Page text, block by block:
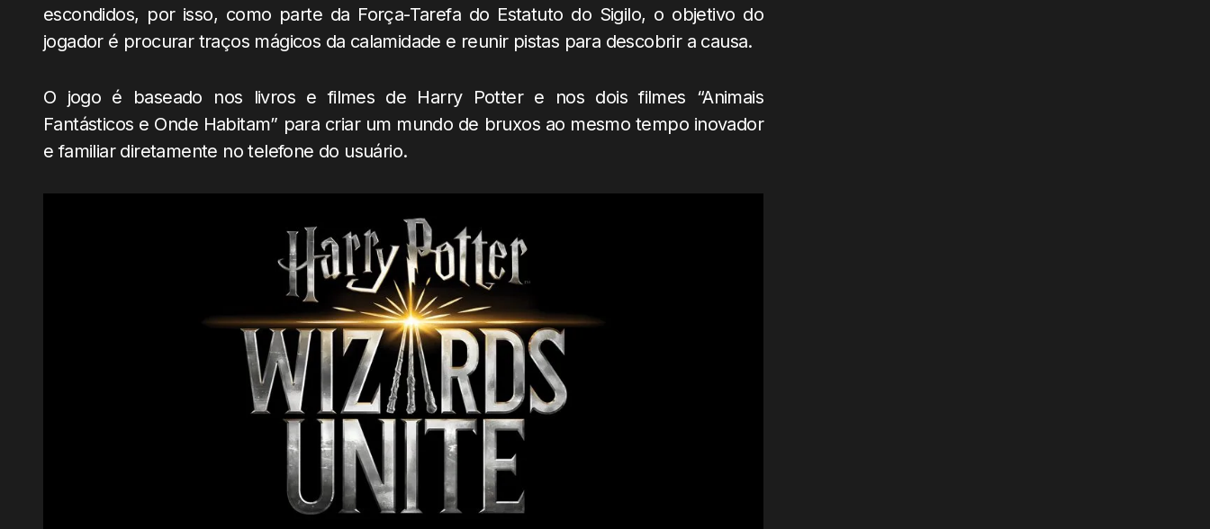
escondidos, por isso, como parte da Força-Tarefa do Estatuto do Sigilo, o objetivo do
jogador é procurar traços mágicos da calamidade e reunir pistas para descobrir a causa.
O jogo é baseado nos livros e filmes de Harry Potter e nos dois filmes “Animais
Fantásticos e Onde Habitam” para criar um mundo de bruxos ao mesmo tempo inovador
e familiar diretamente no telefone do usuário.